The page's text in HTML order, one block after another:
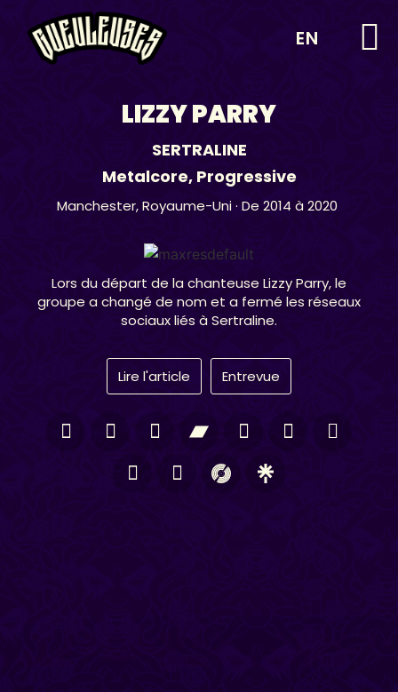
EN
LIZZY PARRY
SERTRALINE
Metalcore, Progressive
Manchester,Royaume-Uni· De 2014 à 2020
Lors du départ de la chanteuse Lizzy Parry, le
groupe a changé de nom et a fermé les réseaux
sociaux liés à Sertraline.
Lire l'article Entrevue